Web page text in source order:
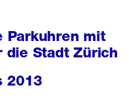
Parkuhren mit
die Stadt Zürich
2013